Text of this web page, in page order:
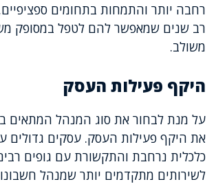
רחבה יותר והתמחות בתחומים ספציפיים,
רב שנים שמאפשר להם לטפל במסופק
משולב.
היקף פעילות העסק
על מנת לבחור את סוג המנהל המתאים
את היקף פעילות העסק. עסקים גדולים
כלכלית נרחבת והתקשורת עם גופים
לשירותים מתקדמים יותר שמנהל